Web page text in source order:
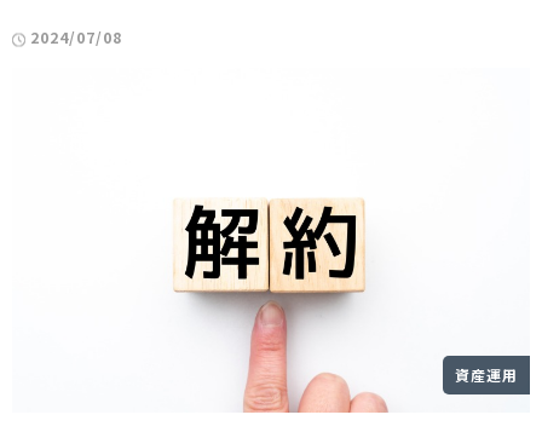
2024/07/08
資産運用